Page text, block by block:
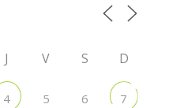
J V S D
4 5 6 7